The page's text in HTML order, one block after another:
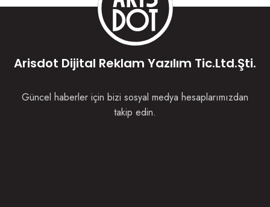
Arisdot Dijital Reklam Yazılım Tic.Ltd.Şti.
Güncel haberler için bizi sosyal medya hesaplarımızdan
takip edin.